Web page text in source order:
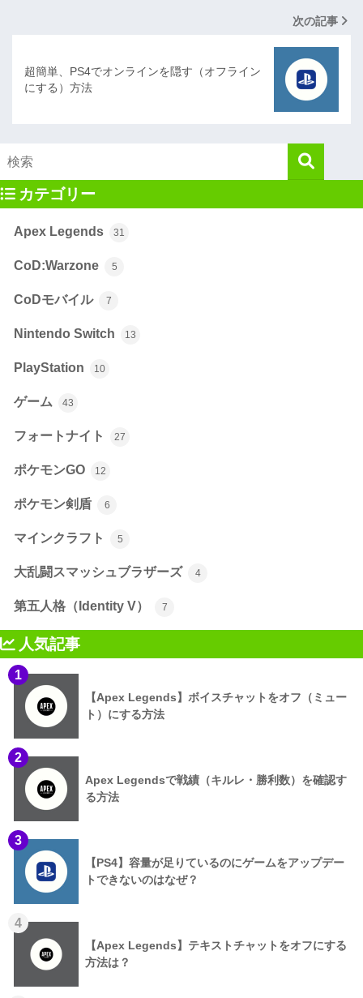
次の記事
超簡単、PS4でオンラインを隠す（オフライン
にする）方法
カテゴリー
Apex Legends 31
CoD:Warzone 5
CoDモバイル 7
Nintendo Switch 13
PlayStation 10
ゲーム 43
フォートナイト 27
ポケモンGO 12
ポケモン剣盾 6
マインクラフト 5
大乱闘スマッシュブラザーズ 4
第五人格（Identity V） 7
人気記事
1
【Apex Legends】ボイスチャットをオフ（ミュー
ト）にする方法
2
Apex Legendsで戦績（キルレ・勝利数）を確認す
る方法
3
【PS4】容量が足りているのにゲームをアップデー
トできないのはなぜ？
4
【Apex Legends】テキストチャットをオフにする
方法は？